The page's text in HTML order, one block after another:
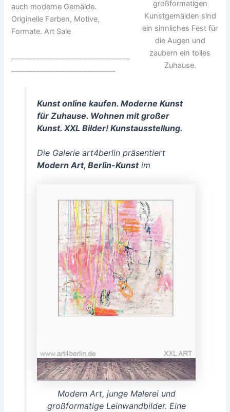
großformatigen
Kunstgemälden sind
ein sinnliches Fest für
die Augen und
zaubern ein tolles
Zuhause.
auch moderne Gemälde.
Originelle Farben, Motive,
Formate. Art Sale
Kunst online kaufen. Moderne Kunst
für Zuhause. Wohnen mit großer
Kunst. XXL Bilder! Kunstausstellung.
Die Galerie art4berlin präsentiert
Modern Art, Berlin-Kunstim
Modern Art, junge Malerei und
großformatige Leinwandbilder. Eine